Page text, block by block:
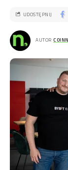
AUTOR
UDOSTĘPNIJ